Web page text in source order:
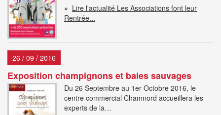
» Lire l'actualité Les Associations font leur
Rentrée...
26 / 09 / 2016
Exposition champignons et baies sauvages
Du 26 Septembre au 1er Octobre 2016, le
centre commercial Chamnord accueillera les
experts de la…